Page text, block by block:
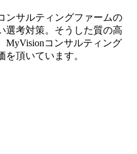
む)など、ビジネスベーシッ
アプリケーション、SaaS系
ャー・スタートアップ企業
。 直近の案件では、大規
PoC(概念実証)支援から構
とシステムを活用し、顧客
献します。 ＜PL/PM＞ 顧客
ンサルティングファームの
選考対策。そうした質の高
MyVisionコンサルティング
頂いています。